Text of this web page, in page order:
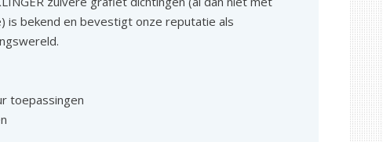
is bekend en bevestigt onze reputatie als
toepassingen